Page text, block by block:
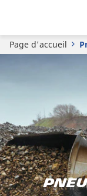
Page d'accueil